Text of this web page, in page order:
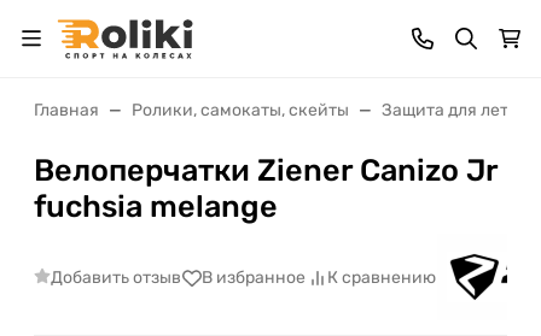
Главная Ролики, самокаты, скейты Защита для лета
Велоперчатки Ziener Canizo Jr
fuchsia melange
Добавить отзыв В избранное К сравнению